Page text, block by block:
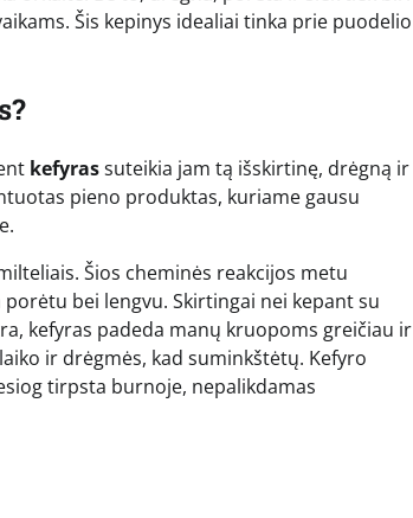
Šis kepinys idealiai tinka prie puodelio
kefyrassuteikia jam tą išskirtinę, drėgną ir
pieno produktas, kuriame gausu
Šios cheminės reakcijos metu
bei lengvu. Skirtingai nei kepant su
kefyras padeda manų kruopoms greičiau ir
ir drėgmės, kad suminkštėtų. Kefyro
tirpsta burnoje, nepalikdamas